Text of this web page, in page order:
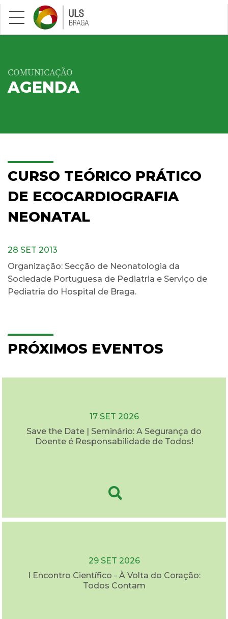
Saltar para conteúdo principal
COMUNICAÇÃO
AGENDA
CURSO TEÓRICO PRÁTICO
DE ECOCARDIOGRAFIA
NEONATAL
28 SET 2013
Organização: Secção de Neonatologia da
Sociedade Portuguesa de Pediatria e Serviço de
Pediatria do Hospital de Braga.
PRÓXIMOS EVENTOS
17 SET 2026
Save the Date | Seminário: A Segurança do
Doente é Responsabilidade de Todos!
29 SET 2026
I Encontro Científico - À Volta do Coração:
Todos Contam